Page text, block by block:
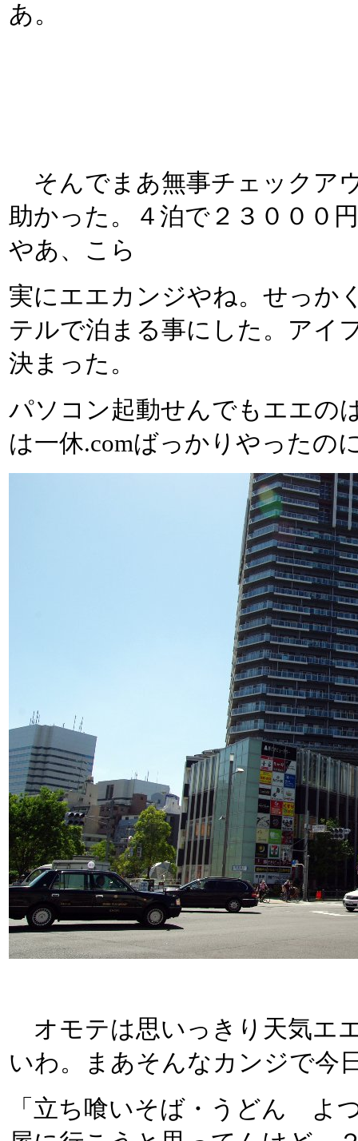
あ。
そんでまあ無事チェックア
助かった。４泊で２３０００
やあ、こら
実にエエカンジやね。せっか
テルで泊まる事にした。アイ
決まった。
パソコン起動せんでもエエの
は一休.comばっかりやったの
オモテは思いっきり天気エ
いわ。まあそんなカンジで今
「立ち喰いそば・うどん よ